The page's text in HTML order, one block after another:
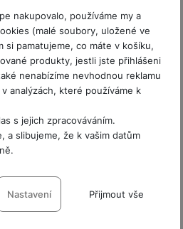
nakupovalo, používáme my a
(malé soubory, uložené ve
si pamatujeme, co máte v košíku,
produkty, jestli jste přihlášeni
nenabízíme nevhodnou reklamu
analýzách, které používáme k
s jejich zpracováváním.
a slibujeme, že k vašim datům
s kategoriemi
Nastavení Přijmout vše
Ano
Ano
3840 x 2160